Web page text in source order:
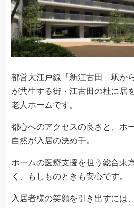
都営大江戸線「新江古田」駅か
が共生する街・江古田の杜に居
老人ホームです。
都心へのアクセスの良さと、ホ
自然が入居の決め手。
ホームの医療支援を担う総合東
く、もしものときも安心です。
入居者様の笑顔を引き出すには